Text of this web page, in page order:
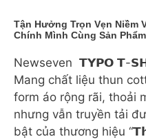
Tận Hưởng Trọn Vẹn Niềm
Chính Mình Cùng Sản
Newseven 𝗧𝗬𝗣𝗢 𝗧-
Mang chất liệu thun
form áo rộng rãi, thoải
nhưng vẫn truyền tải
bật của thương hiệu